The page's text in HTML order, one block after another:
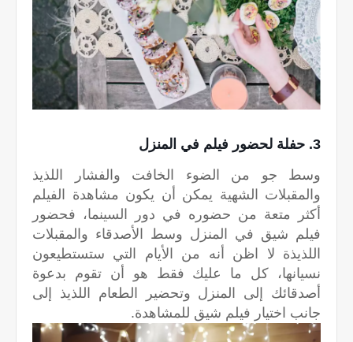
3. حفلة لحضور فيلم في المنزل
وسط جو من الضوء الخافت والفشار اللذيذ
والمقبلات الشهية يمكن أن يكون مشاهدة الفيلم
أكثر متعة من حضوره في دور السينما، فحضور
فيلم شيق في المنزل وسط الأصدقاء والمقبلات
اللذيذة لا اظن أنه من الأيام التي ستستطيعون
نسيانها، كل ما عليك فقط هو أن تقوم بدعوة
أصدقائك إلى المنزل وتحضير الطعام اللذيذ إلى
جانب اختيار فيلم شيق للمشاهدة.